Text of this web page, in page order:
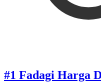
#1 Fadagi Harga